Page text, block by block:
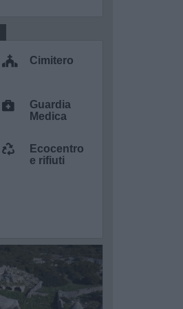
Cimitero
Guardia
Medica
Ecocentro
e rifiuti